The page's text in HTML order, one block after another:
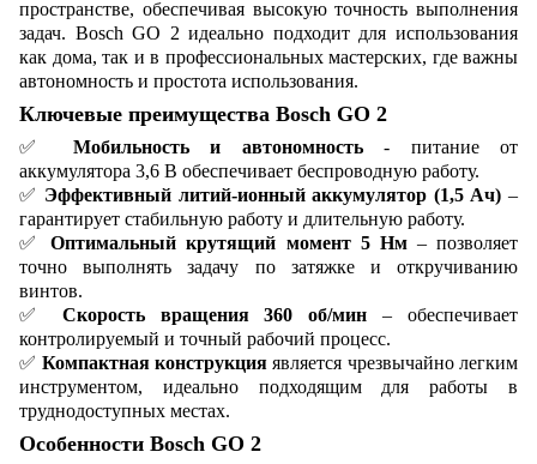
пространстве, обеспечивая высокую точность выполнения
задач. Bosch GO 2 идеально подходит для использования
как дома, так и в профессиональных мастерских, где важны
автономность и простота использования.
Ключевые преимущества Bosch GO 2
✅ Мобильность и автономность- питание от
аккумулятора 3,6 В обеспечивает беспроводную работу.
✅ Эффективный литий-ионный аккумулятор (1,5 Ач) –
гарантирует стабильную работу и длительную работу.
✅Оптимальный крутящий момент 5 Нм– позволяет
точно выполнять задачу по затяжке и откручиванию
винтов.
✅ Скорость вращения 360 об/мин – обеспечивает
контролируемый и точный рабочий процесс.
✅ Компактная конструкция является чрезвычайно легким
инструментом, идеально подходящим для работы в
труднодоступных местах.
Особенности Bosch GO 2